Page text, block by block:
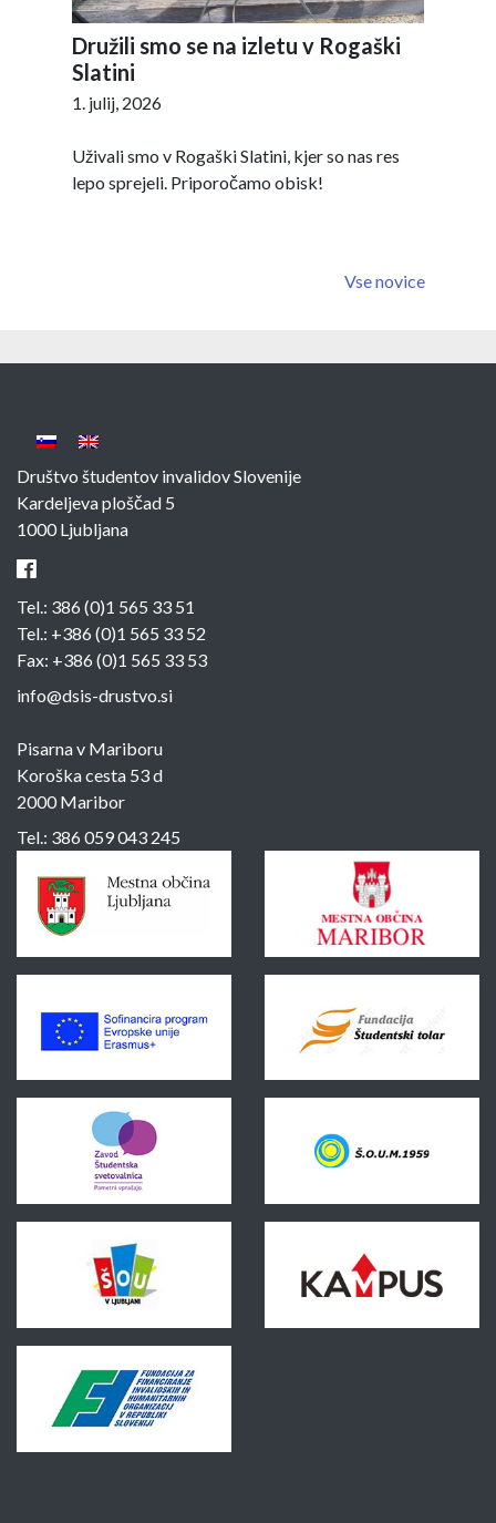
Družili smo se na izletu v Rogaški
Slatini
1. julij, 2026
Uživali smo v Rogaški Slatini, kjer so nas res
lepo sprejeli. Priporočamo obisk!
Vse novice
Društvo študentov invalidov Slovenije
Kardeljeva ploščad 5
1000 Ljubljana
Tel.: 386 (0)1 565 33 51
Tel.: +386 (0)1 565 33 52
Fax: +386 (0)1 565 33 53
info@dsis-drustvo.si
Pisarna v Mariboru
Koroška cesta 53 d
2000 Maribor
Tel.: 386 059 043 245